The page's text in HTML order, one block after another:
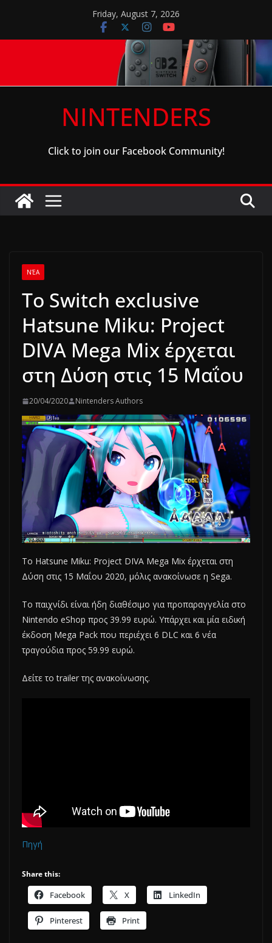
content
Friday, August 7, 2026
NINTENDERS
Click to join our Facebook Community!
ΝΈΑ
Το Switch exclusive
Hatsune Miku: Project
DIVA Mega Mix έρχεται
στη Δύση στις 15 Μαΐου
20/04/2020 Nintenders Authors
Το Hatsune Miku: Project DIVA Mega Mix έρχεται στη
Δύση στις 15 Μαΐου 2020, μόλις ανακοίνωσε η Sega.
Το παιχνίδι είναι ήδη διαθέσιμο για προπαραγγελία στο
Nintendo eShop προς 39.99 ευρώ. Υπάρχει και μία ειδική
έκδοση Mega Pack που περιέχει 6 DLC και 6 νέα
τραγούδια προς 59.99 ευρώ.
Δείτε το trailer της ανακοίνωσης.
Πηγή
Share this:
Facebook X LinkedIn
Pinterest Print